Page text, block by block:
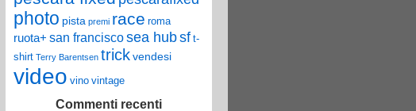
photo pista premi race roma
ruota+ san franciscosea hubsf t-
shirt Terry Barentsen trickvendesi
video vino vintage
Commenti recenti